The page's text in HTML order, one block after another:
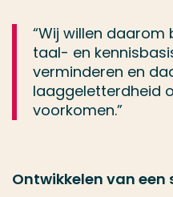
“Wij willen
taal- en
verminderen en
laaggeletterdheid
voorkomen.”
Ontwikkelen van